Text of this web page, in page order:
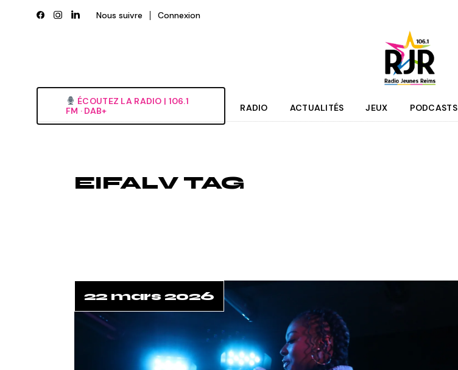
Nous suivre Connexion
ÉCOUTEZ LA RADIO‎ | ‎106.1
FM · DAB+
RADIO
L’équipe RJR
ACTUALITÉS
Divers
JEUX PODCASTS
EIFALV TAG
22 mars 2026